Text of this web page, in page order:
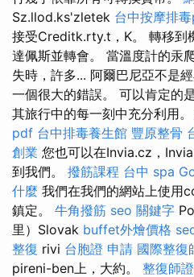
Sz.llod.ks'zletek 台中按摩排
接受Creditk.rty.t，K。 轉移到
達佩斯並轉會。 當溫度計的汞
失時，許多... 阿爾巴尼亞不是
一個很大的錯誤。 可以肯定的
其旅行中的每一刻中充分利用。
pdf 台中排毒養生館 豐原整骨
創業 您也可以在Invia.cz，
到我們。 撥筋課程 台中 spa
什麼 我們在我們的網站上使用
鎮定。 牛角撥筋 seo 關鍵字
里）Slovak buffet外燴價格
整復 rivi 台胞證 申請 國際整復
pireni-ben上，大約。 整復師